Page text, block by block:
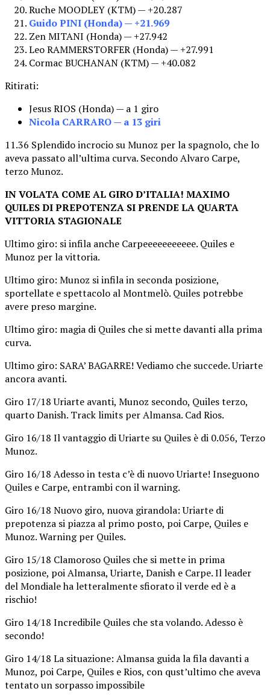
Ruche MOODLEY (KTM) — +20.287
Guido PINI (Honda) — +21.969
Zen MITANI (Honda) — +27.942
Leo RAMMERSTORFER (Honda) — +27.991
Cormac BUCHANAN (KTM) — +40.082
Ritirati:
Jesus RIOS (Honda) — a 1 giro
Nicola CARRARO — a 13 giri
11.36 Splendido incrocio su Munoz per la spagnolo, che lo
aveva passato all’ultima curva. Secondo Alvaro Carpe,
terzo Munoz.
IN VOLATA COME AL GIRO D’ITALIA! MAXIMO
QUILES DI PREPOTENZA SI PRENDE LA QUARTA
VITTORIA STAGIONALE
Ultimo giro: si infila anche Carpeeeeeeeeeee. Quiles e
Munoz per la vittoria.
Ultimo giro: Munoz si infila in seconda posizione,
sportellate e spettacolo al Montmelò. Quiles potrebbe
avere preso margine.
Ultimo giro: magia di Quiles che si mette davanti alla prima
curva.
Ultimo giro: SARA’ BAGARRE! Vediamo che succede. Uriarte
ancora avanti.
Giro 17/18 Uriarte avanti, Munoz secondo, Quiles terzo,
quarto Danish. Track limits per Almansa. Cad Rios.
Giro 16/18 Il vantaggio di Uriarte su Quiles è di 0.056, Terzo
Munoz.
Giro 16/18 Adesso in testa c’è di nuovo Uriarte! Inseguono
Quiles e Carpe, entrambi con il warning.
Giro 16/18 Nuovo giro, nuova girandola: Uriarte di
prepotenza si piazza al primo posto, poi Carpe, Quiles e
Munoz. Warning per Quiles.
Giro 15/18 Clamoroso Quiles che si mette in prima
posizione, poi Almansa, Uriarte, Danish e Carpe.Il leader
del Mondiale ha letteralmente sfiorato il verde ed è a
rischio!
Giro 14/18 Incredibile Quiles che sta volando. Adesso è
secondo!
Giro 14/18 La situazione: Almansa guida la fila davanti a
Munoz, poi Carpe, Quiles e Rios, con qust’ultimo che aveva
tentato un sorpasso impossibile